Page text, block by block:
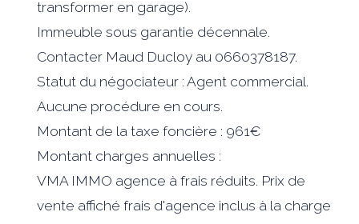
transformer en garage).
Immeuble sous garantie décennale.
Contacter Maud Ducloy au 0660378187.
Statut du négociateur : Agent commercial.
Aucune procédure en cours.
Montant de la taxe foncière : 961€
Montant charges annuelles :
VMA IMMO agence à frais réduits. Prix de
vente affiché frais d'agence inclus à la charge